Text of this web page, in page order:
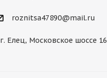
roznitsa47890@mail.ru
г. Елец, Московское шоссе 16